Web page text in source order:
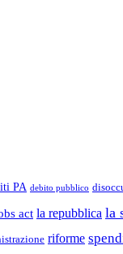
PA debito pubblico
act la repubblica la
riforme